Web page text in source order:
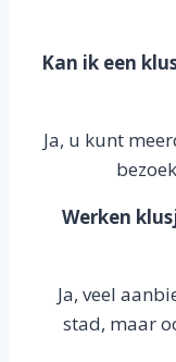
Kan ik een
Ja, u kunt
Werken
Ja, veel
stad, maar